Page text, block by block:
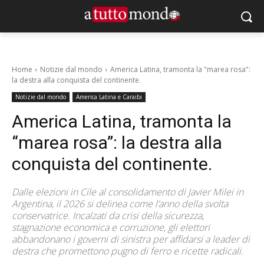
Home Notizie dal mondo
America Latina, tramonta la "marea rosa":
la destra alla conquista del continente.
Notizie dal mondo America Latina e Caraibi
America Latina, tramonta la
“marea rosa”: la destra alla
conquista del continente.
Dalle elezioni in Cile al consolidamento di Javier Milei in
Argentina, il 2026 si delinea come l’anno della svolta
conservatrice. Incalzati da crisi della sicurezza,
stagnazione economica e corruzione, gli elettori
abbandonano i governi di sinistra per affidarsi a leader di
destra che promettono pugno di ferro e ricette radicali.